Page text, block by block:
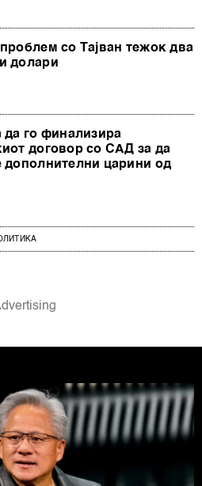
со Тајван тежок два
долари
да го финализира
договор со САД за да
дополнителни царини од